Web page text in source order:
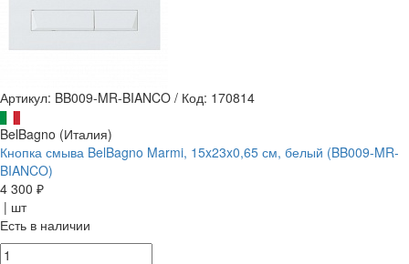
Артикул: BB009-MR-BIANCO / Код: 170814
BelBagno (Италия)
Кнопка смыва BelBagno Marmi, 15x23x0,65 см, белый (BB009-MR-
BIANCO)
4 300 ₽
| шт
Есть в наличии